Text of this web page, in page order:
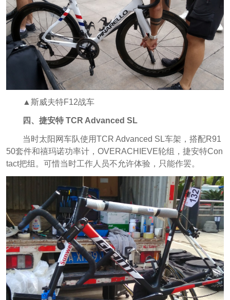
▲斯威夫特F12战车
四、捷安特 TCR Advanced SL
当时太阳网车队使用TCR Advanced SL车架，搭配R91
50套件和禧玛诺功率计，OVERACHIEVE轮组，捷安特Con
tact把组。可惜当时工作人员不允许体验，只能作罢。